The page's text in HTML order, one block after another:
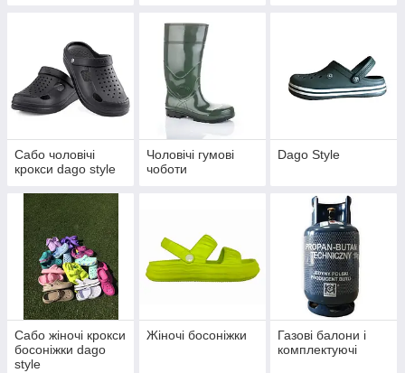
Сабо чоловічі
крокси dago style
Чоловічі гумові
чоботи
Dago Style
Сабо жіночі крокси
босоніжки dago
style
Жіночі босоніжки
Газові балони і
комплектуючі